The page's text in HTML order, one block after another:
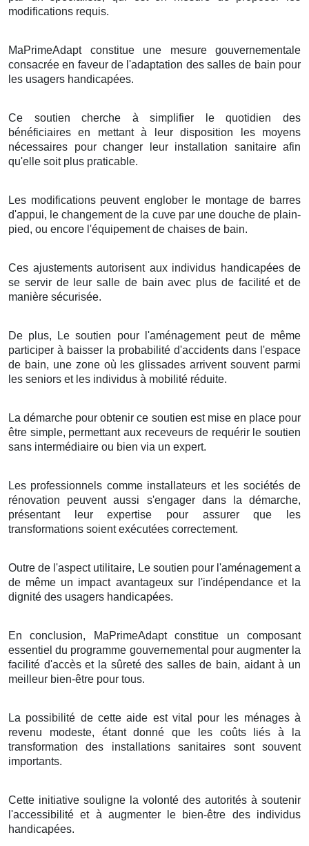
modifications requis.
MaPrimeAdapt constitue une mesure gouvernementale
consacrée en faveur de l'adaptation des salles de bain pour
les usagers handicapées.
Ce soutien cherche à simplifier le quotidien des
bénéficiaires en mettant à leur disposition les moyens
nécessaires pour changer leur installation sanitaire afin
qu'elle soit plus praticable.
Les modifications peuvent englober le montage de barres
d'appui, le changement de la cuve par une douche de plain-
pied, ou encore l'équipement de chaises de bain.
Ces ajustements autorisent aux individus handicapées de
se servir de leur salle de bain avec plus de facilité et de
manière sécurisée.
De plus, Le soutien pour l'aménagement peut de même
participer à baisser la probabilité d'accidents dans l'espace
de bain, une zone où les glissades arrivent souvent parmi
les seniors et les individus à mobilité réduite.
La démarche pour obtenir ce soutien est mise en place pour
être simple, permettant aux receveurs de requérir le soutien
sans intermédiaire ou bien via un expert.
Les professionnels comme installateurs et les sociétés de
rénovation peuvent aussi s'engager dans la démarche,
présentant leur expertise pour assurer que les
transformations soient exécutées correctement.
Outre de l'aspect utilitaire, Le soutien pour l'aménagement a
de même un impact avantageux sur l'indépendance et la
dignité des usagers handicapées.
En conclusion, MaPrimeAdapt constitue un composant
essentiel du programme gouvernemental pour augmenter la
facilité d'accès et la sûreté des salles de bain, aidant à un
meilleur bien-être pour tous.
La possibilité de cette aide est vital pour les ménages à
revenu modeste, étant donné que les coûts liés à la
transformation des installations sanitaires sont souvent
importants.
Cette initiative souligne la volonté des autorités à soutenir
l'accessibilité et à augmenter le bien-être des individus
handicapées.